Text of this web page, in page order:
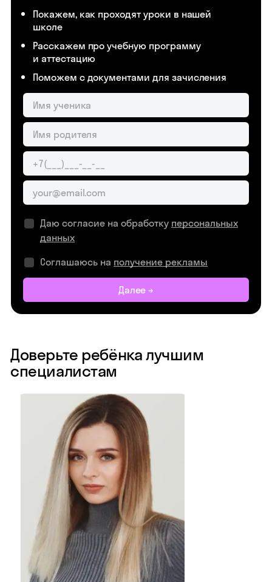
Покажем, как проходят уроки в нашей
школе
Расскажем про учебную программу
и аттестацию
Поможем с документами для зачисления
Даю согласие на обработку персональных
данных
Соглашаюсь на получение рекламы
Далее →
Доверьте ребёнка лучшим
специалистам